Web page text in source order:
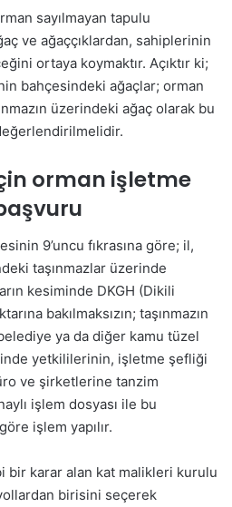
sayılmayan tapulu
ve ağaççıklardan, sahiplerinin
ortaya koymaktır. Açıktır ki;
bahçesindeki ağaçlar; orman
üzerindeki ağaç olarak bu
orman işletme
9’uncu fıkrasına göre; il,
taşınmazlar üzerinde
kesiminde DKGH (Dikili
bakılmaksızın; taşınmazın
ya da diğer kamu tüzel
yetkililerinin, işletme şefliği
ve şirketlerine tanzim
işlem dosyası ile bu
işlem yapılır.
bir karar alan kat malikleri kurulu
birisini seçerek